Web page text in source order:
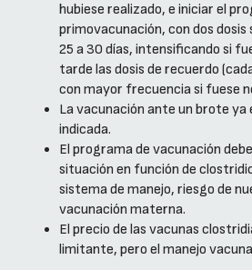
hubiese realizado, e iniciar el
primovacunación, con dos dosis
25 a 30 días, intensificando si
tarde las dosis de recuerdo
con mayor frecuencia si fuese
La vacunación ante un brote
indicada.
El programa de vacunación
situación en función de
sistema de manejo, riesgo de
vacunación materna.
El precio de las vacunas
limitante, pero el manejo